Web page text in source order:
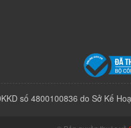
số 4800100836 do Sở Kế